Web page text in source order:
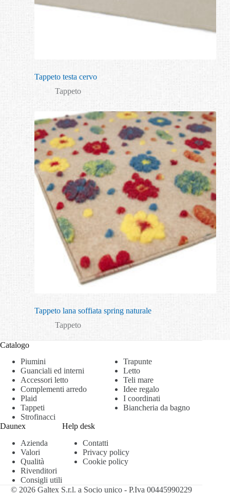
Tappeto testa cervo
Tappeto
Tappeto lana soffiata spring naturale
Tappeto
Catalogo
Piumini
Trapunte
Guanciali ed interni
Letto
Accessori letto
Teli mare
Complementi arredo
Idee regalo
Plaid
I coordinati
Tappeti
Biancheria da bagno
Strofinacci
Daunex
Azienda
Valori
Qualità
Rivenditori
Consigli utili
Help desk
Contatti
Privacy policy
Cookie policy
© 2026 Galtex S.r.l. a Socio unico - P.Iva 00445990229